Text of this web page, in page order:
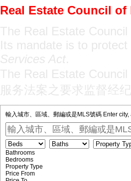
Real Estate Council
The Real Estate
Its mandate is to
Services Act.
The Real Estate
服务法案之要求监督经
輸入城市、區域、郵編或是MLS號碼 Enter
Bathrooms
Bedrooms
Property Type
Price From